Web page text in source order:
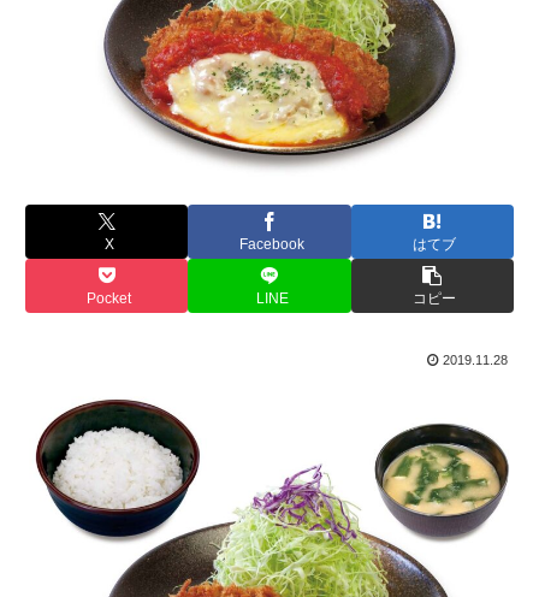
X Facebook はてブ
Pocket LINE コピー
2019.11.28